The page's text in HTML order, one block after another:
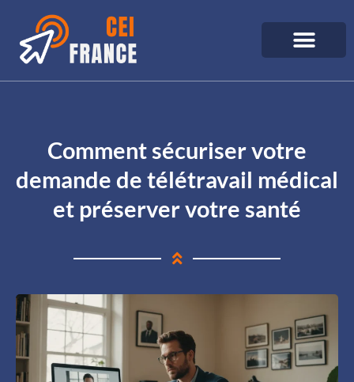
Comment sécuriser votre
demande de télétravail médical
et préserver votre santé